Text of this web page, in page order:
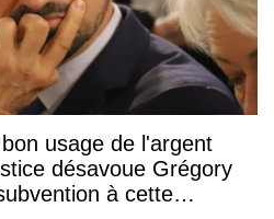
usage de l'argent
désavoue Grégory
à cette